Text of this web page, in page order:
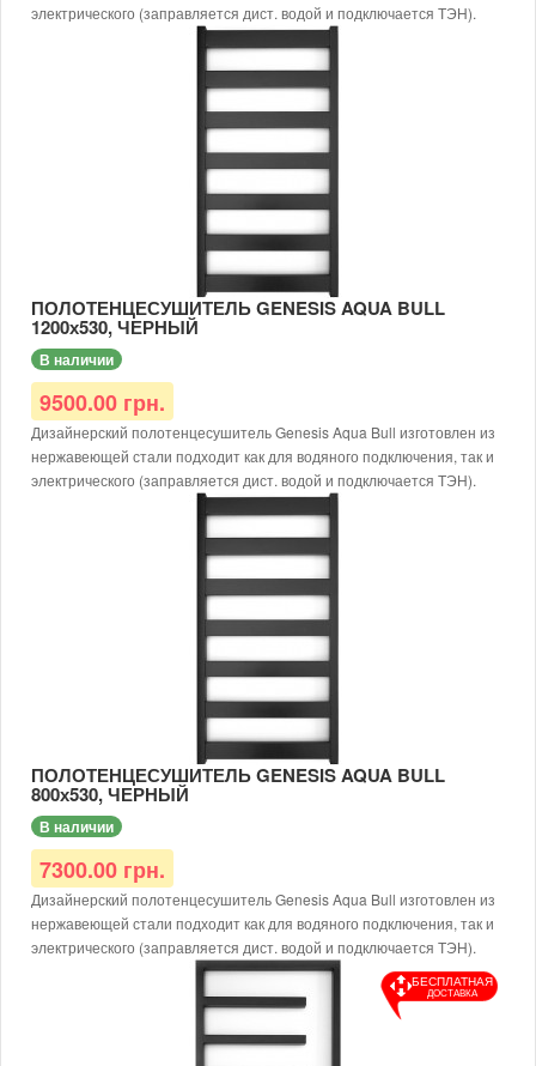
электрического (заправляется дист. водой и подключается ТЭН).
Размер: 1000х550х30
Тип: водяной/электрический
Доступные цвета: черный, белый, серый
Материал: нержавеющая сталь AISI 304
Рабочая температура: до 65 °С
Толщина металла: от 1,5 мм
Рабочее давление: 12 атм.
Для электрического исполнения дополнительно требуется
заправить теплоносителем и доукомплектовать ТЭНом.
ПОЛОТЕНЦЕСУШИТЕЛЬ GENESIS AQUA BULL
1200х530, ЧЕРНЫЙ
В наличии
9500.00 грн.
Дизайнерский полотенцесушитель Genesis Aqua Bull изготовлен из
нержавеющей стали подходит как для водяного подключения, так и
электрического (заправляется дист. водой и подключается ТЭН).
Размер: 1200х550х30
Тип: водяной/электрический
Доступные цвета: черный, белый, серый
Материал: нержавеющая сталь AISI 304
Рабочая температура: до 65 °С
Толщина металла: от 1,5 мм
Рабочее давление: 12 атм.
Для электрического исполнения дополнительно требуется
заправить теплоносителем и доукомплектовать ТЭНом.
ПОЛОТЕНЦЕСУШИТЕЛЬ GENESIS AQUA BULL
800х530, ЧЕРНЫЙ
В наличии
7300.00 грн.
Дизайнерский полотенцесушитель Genesis Aqua Bull изготовлен из
нержавеющей стали подходит как для водяного подключения, так и
электрического (заправляется дист. водой и подключается ТЭН).
Размер: 800х550х30
Тип: водяной/электрический
Доступные цвета: черный, белый, серый
Тип покраски: порошковая
БЕСПЛАТНАЯ
ДОСТАВКА